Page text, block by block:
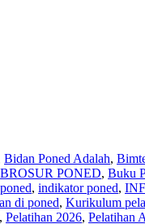
Bidan Poned Adalah,
BROSUR PONED, Buku
, indikator poned,
di poned, Kurikulum
, Pelatihan 2026, Pelatihan